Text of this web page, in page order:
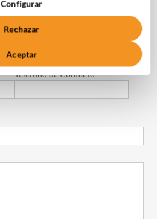
Apellidos*
Teléfono de Contacto*
Configurar
Rechazar
Aceptar